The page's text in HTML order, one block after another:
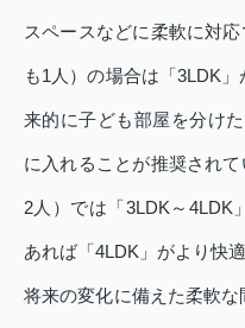
スペースなどに柔軟に対
も1人）の場合は「3LDK
来的に子ども部屋を分け
に入れることが推奨され
2人）では「3LDK～4LDK
あれば「4LDK」がより快適
将来の変化に備えた柔軟